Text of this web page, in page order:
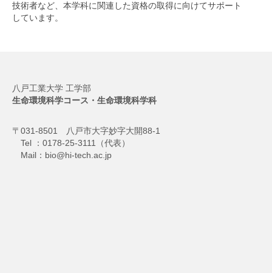
技術者など、本学科に関連した資格の取得に向けてサポート
しています。
八戸工業大学 工学部
生命環境科学コース・生命環境科学科
〒031-8501 八戸市大字妙字大開88-1
Tel ：0178-25-3111（代表）
Mail：bio@hi-tech.ac.jp